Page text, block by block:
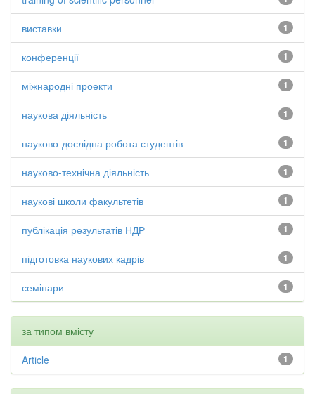
1
виставки
1
конференції
1
міжнародні проекти
1
наукова діяльність
1
науково-дослідна робота студентів
1
науково-технічна діяльність
1
наукові школи факультетів
1
публікація результатів НДР
1
підготовка наукових кадрів
1
семінари
за типом вмісту
1
Article